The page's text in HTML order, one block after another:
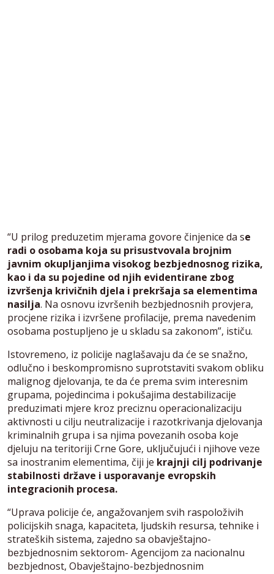
“U prilog preduzetim mjerama govore činjenice da se
radi o osobama koja su prisustvovala brojnim
javnim okupljanjima visokog bezbjednosnog rizika,
kao i da su pojedine od njih evidentirane zbog
izvršenja krivičnih djela i prekršaja sa elementima
nasilja. Na osnovu izvršenih bezbjednosnih provjera,
procjene rizika i izvršene profilacije, prema navedenim
osobama postupljeno je u skladu sa zakonom”, ističu.
Istovremeno, iz policije naglašavaju da će se snažno,
odlučno i beskompromisno suprotstaviti svakom obliku
malignog djelovanja, te da će prema svim interesnim
grupama, pojedincima i pokušajima destabilizacije
preduzimati mjere kroz preciznu operacionalizaciju
aktivnosti u cilju neutralizacije i razotkrivanja djelovanja
kriminalnih grupa i sa njima povezanih osoba koje
djeluju na teritoriji Crne Gore, uključujući i njihove veze
sa inostranim elementima, čiji je krajnji cilj podrivanje
stabilnosti države i usporavanje evropskih
integracionih procesa.
“Uprava policije će, angažovanjem svih raspoloživih
policijskih snaga, kapaciteta, ljudskih resursa, tehnike i
strateških sistema, zajedno sa obavještajno-
bezbjednosnim sektorom- Agencijom za nacionalnu
bezbjednost, Obavještajno-bezbjednosnim